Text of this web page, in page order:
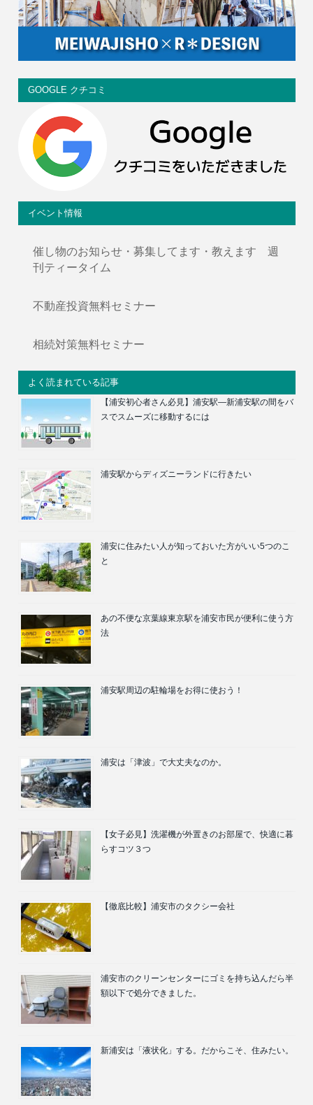
GOOGLE クチコミ
イベント情報
催し物のお知らせ・募集してます・教えます 週
刊ティータイム
不動産投資無料セミナー
相続対策無料セミナー
よく読まれている記事
【浦安初心者さん必見】浦安駅―新浦安駅の間をバ
スでスムーズに移動するには
浦安駅からディズニーランドに行きたい
浦安に住みたい人が知っておいた方がいい5つのこ
と
あの不便な京葉線東京駅を浦安市民が便利に使う方
法
浦安駅周辺の駐輪場をお得に使おう！
浦安は「津波」で大丈夫なのか。
【女子必見】洗濯機が外置きのお部屋で、快適に暮
らすコツ３つ
【徹底比較】浦安市のタクシー会社
浦安市のクリーンセンターにゴミを持ち込んだら半
額以下で処分できました。
新浦安は「液状化」する。だからこそ、住みたい。